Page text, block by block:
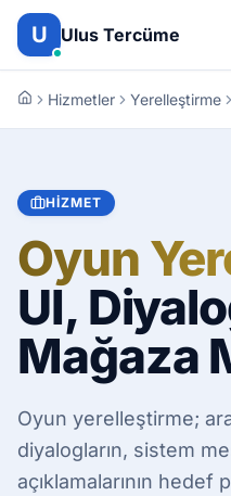
İçeriğe atla
U Ulus Tercüme
Hizmetler Yerelleştirme
HIZMET
Oyun
UI,
Mağaza
Oyun yerelleştirme;
diyalogların, sistem
açıklamalarının hedef